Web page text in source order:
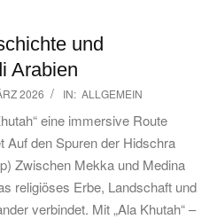
und
Arabien
2026 IN: ALLGEMEIN
eine immersive Route
Auf den Spuren der Hidschra
Zwischen Mekka und Medina
religiöses Erbe, Landschaft und
verbindet. Mit „Ala Khutah“ –